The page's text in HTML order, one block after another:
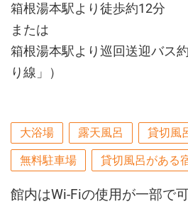
箱根湯本駅より徒歩約12分
または
箱根湯本駅より巡回送迎バス
り線」）
大浴場 露天風呂 貸切風
無料駐車場 貸切風呂がある
館内はWi-Fiの使用が一部で可